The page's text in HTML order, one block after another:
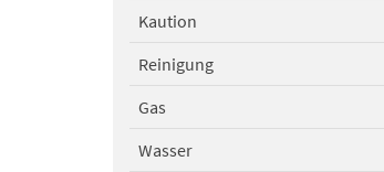
Kaution
Reinigung
Gas
Wasser